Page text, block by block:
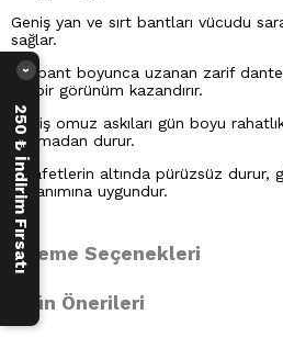
Geniş yan ve sırt bantları vücudu
sağlar.
Alt bant boyunca uzanan zarif
şık bir görünüm kazandırır.
Geniş omuz askıları gün boyu
yapmadan durur.
Kıyafetlerin altında pürüzsüz durur,
kullanımına uygundur.
Ödeme Seçenekleri
Ürün Önerileri
250 ₺ İndirim Fırsatı
›